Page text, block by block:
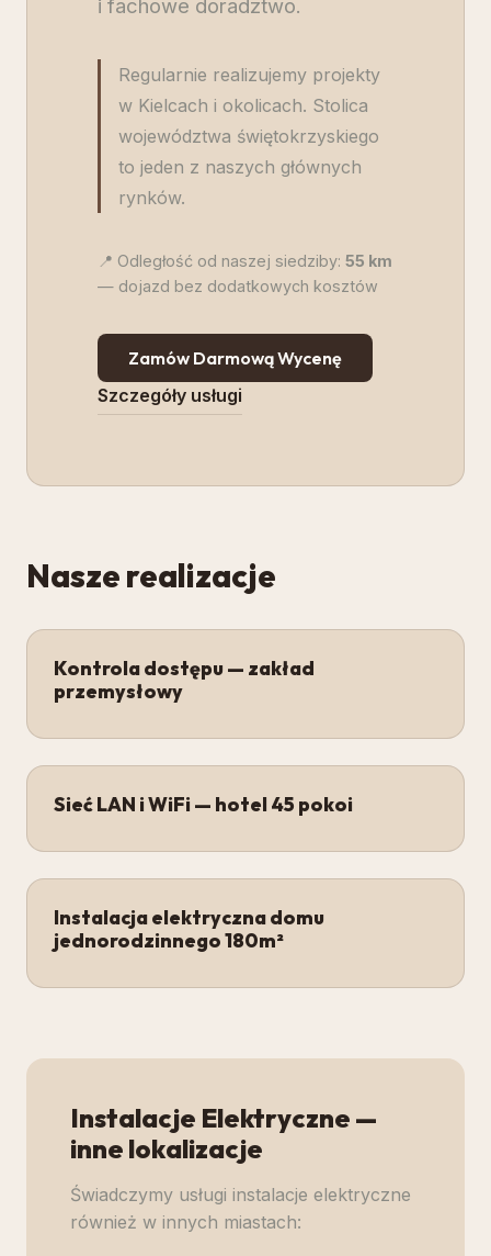
i fachowe doradztwo.
Regularnie realizujemy projekty
w Kielcach i okolicach. Stolica
województwa świętokrzyskiego
to jeden z naszych głównych
rynków.
📍 Odległość od naszej siedziby: 55 km
— dojazd bez dodatkowych kosztów
Zamów Darmową Wycenę
Szczegóły usługi
Nasze realizacje
Kontrola dostępu — zakład
przemysłowy
Sieć LAN i WiFi — hotel 45 pokoi
Instalacja elektryczna domu
jednorodzinnego 180m²
Instalacje Elektryczne —
inne lokalizacje
Świadczymy usługi instalacje elektryczne
również w innych miastach: